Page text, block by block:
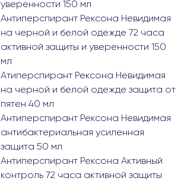
уверенности 150 мл
Антиперспирант Рексона Невидимая
на черной и белой одежде 72 часа
активной защиты и уверенности 150
мл
Атиперспирант Рексона Невидимая
на черной и белой одежде защита от
пятен 40 мл
Антиперспирант Рексона Невидимая
антибактериальная усиленная
защита 50 мл
Антиперспирант Рексона Активный
контроль 72 часа активной защиты